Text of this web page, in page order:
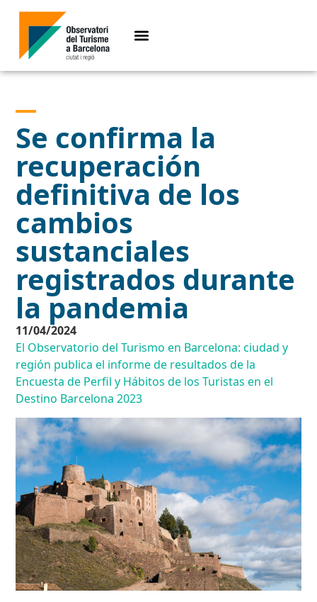
Se confirma la
recuperación
definitiva de los
cambios
sustanciales
registrados durante
la pandemia
11/04/2024
El Observatorio del Turismo en Barcelona: ciudad y
región publica el informe de resultados de la
Encuesta de Perfil y Hábitos de los Turistas en el
Destino Barcelona 2023